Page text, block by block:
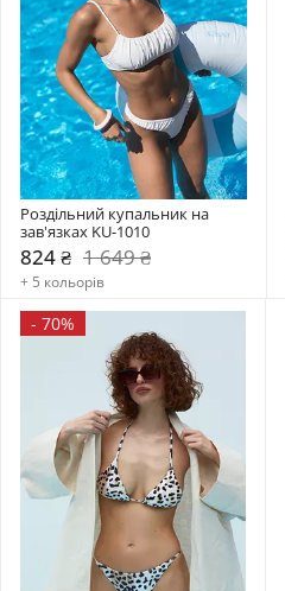
Роздільний купальник на
зав'язках KU-1010
824 ₴ 1 649 ₴
+ 5 кольорів
- 70%